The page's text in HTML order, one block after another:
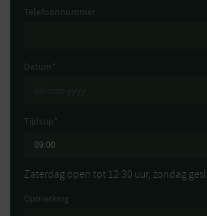
Telefoonnummer
Datum *
Tijdstip*
Zaterdag open tot 12:30 uur, zondag
Opmerking